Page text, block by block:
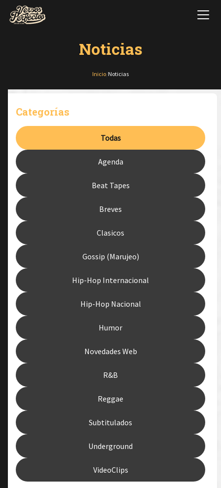
Noticias
Inicio Noticias
Categorías
Todas
Agenda
Beat Tapes
Breves
Clasicos
Gossip (Marujeo)
Hip-Hop Internacional
Hip-Hop Nacional
Humor
Novedades Web
R&B
Reggae
Subtitulados
Underground
VideoClips